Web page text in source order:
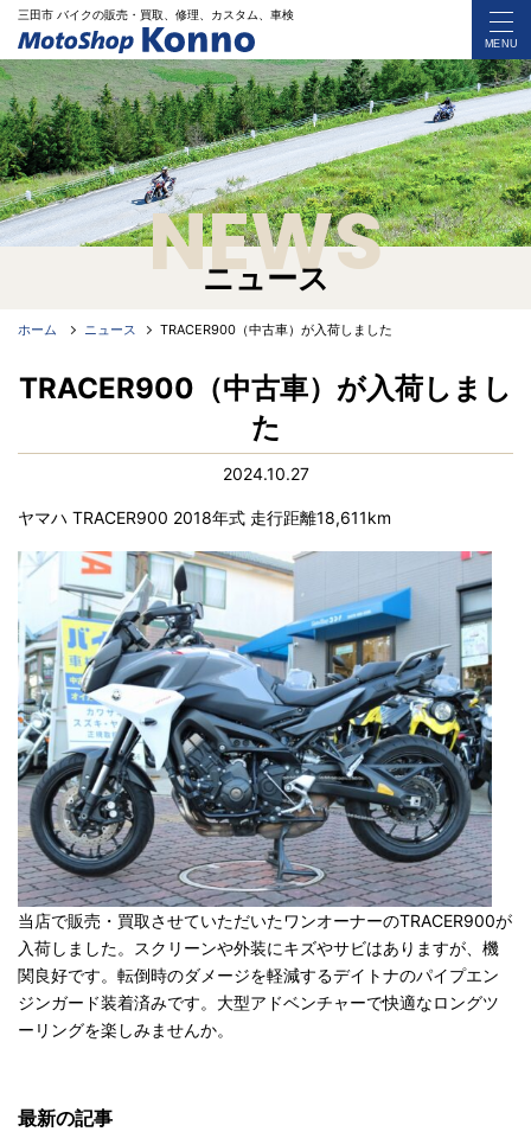
三田市 バイクの販売・買取、修理、カスタム、車検
MENU
ニュース
NEWS
ホーム ニュース TRACER900（中古車）が入荷しました
TRACER900（中古車）が入荷しまし
た
2024.10.27
ヤマハ TRACER900 2018年式 走行距離18,611km
当店で販売・買取させていただいたワンオーナーのTRACER900が
入荷しました。スクリーンや外装にキズやサビはありますが、機
関良好です。転倒時のダメージを軽減するデイトナのパイプエン
ジンガード装着済みです。大型アドベンチャーで快適なロングツ
ーリングを楽しみませんか。
最新の記事